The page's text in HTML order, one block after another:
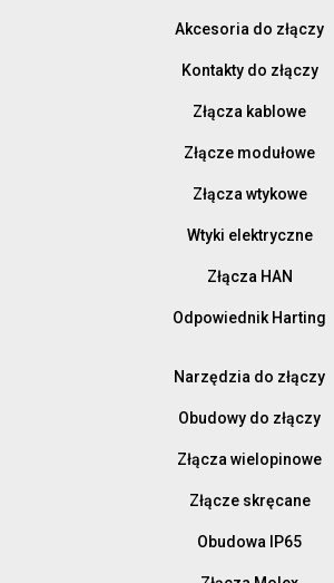
Akcesoria do złączy
Kontakty do złączy
Złącza kablowe
Złącze modułowe
Złącza wtykowe
Wtyki elektryczne
Złącza HAN
Odpowiednik Harting
Narzędzia do złączy
Obudowy do złączy
Złącza wielopinowe
Złącze skręcane
Obudowa IP65